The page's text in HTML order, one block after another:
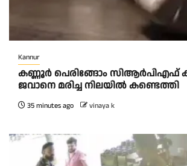
Kannur
കണ്ണൂർ പെരിങ്ങോം സിആർപിഎഫ്
ജവാനെ മരിച്ച നിലയിൽ കണ്ടെത്തി
35 minutes ago vinaya k